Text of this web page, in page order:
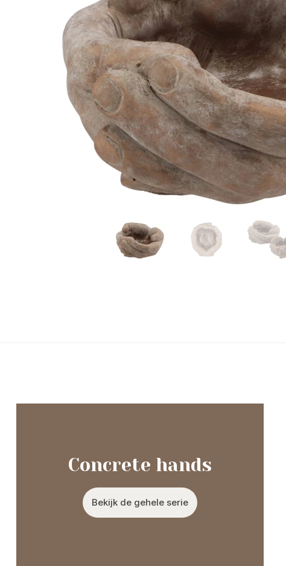
Aardewerk potten
Aardewerk kruiken
Melamine/
Beton
Metaal
Keramiek
Buiten potterie
Toon alles
Concrete hands
Bekijk de gehele serie